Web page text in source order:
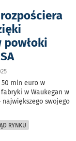
mln euro w
w Waukegan w
swojego
RYNKU